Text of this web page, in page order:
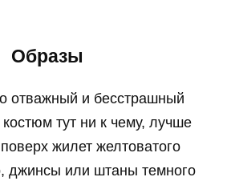
Образы
отважный и бесстрашный
тут ни к чему, лучше
жилет желтоватого
джинсы или штаны темного